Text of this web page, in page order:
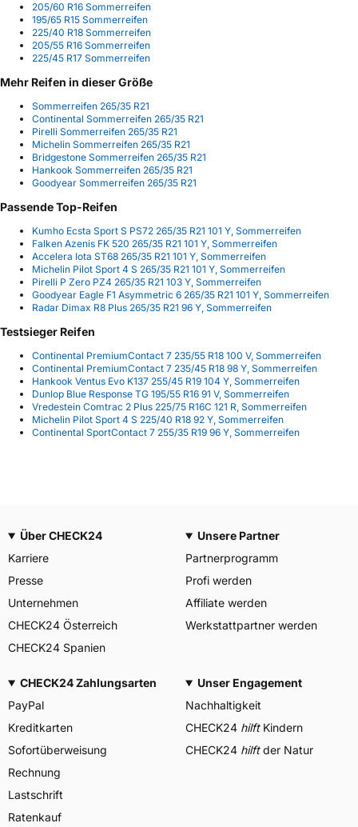
205/60 R16 Sommerreifen
195/65 R15 Sommerreifen
225/40 R18 Sommerreifen
205/55 R16 Sommerreifen
225/45 R17 Sommerreifen
Mehr Reifen in dieser Größe
Sommerreifen 265/35 R21
Continental Sommerreifen 265/35 R21
Pirelli Sommerreifen 265/35 R21
Michelin Sommerreifen 265/35 R21
Bridgestone Sommerreifen 265/35 R21
Hankook Sommerreifen 265/35 R21
Goodyear Sommerreifen 265/35 R21
Passende Top-Reifen
Kumho Ecsta Sport S PS72 265/35 R21 101 Y, Sommerreifen
Falken Azenis FK 520 265/35 R21 101 Y, Sommerreifen
Accelera Iota ST68 265/35 R21 101 Y, Sommerreifen
Michelin Pilot Sport 4 S 265/35 R21 101 Y, Sommerreifen
Pirelli P Zero PZ4 265/35 R21 103 Y, Sommerreifen
Goodyear Eagle F1 Asymmetric 6 265/35 R21 101 Y, Sommerreifen
Radar Dimax R8 Plus 265/35 R21 96 Y, Sommerreifen
Testsieger Reifen
Continental PremiumContact 7 235/55 R18 100 V, Sommerreifen
Continental PremiumContact 7 235/45 R18 98 Y, Sommerreifen
Hankook Ventus Evo K137 255/45 R19 104 Y, Sommerreifen
Dunlop Blue Response TG 195/55 R16 91 V, Sommerreifen
Vredestein Comtrac 2 Plus 225/75 R16C 121 R, Sommerreifen
Michelin Pilot Sport 4 S 225/40 R18 92 Y, Sommerreifen
Continental SportContact 7 255/35 R19 96 Y, Sommerreifen
Über CHECK24
Karriere
Presse
Unternehmen
CHECK24 Österreich
CHECK24 Spanien
Unsere Partner
Partnerprogramm
Profi werden
Affiliate werden
Werkstattpartner werden
CHECK24 Zahlungsarten
PayPal
Kreditkarten
Sofortüberweisung
Rechnung
Lastschrift
Ratenkauf
Unser Engagement
Nachhaltigkeit
CHECK24 hilftKindern
CHECK24 hilftder Natur